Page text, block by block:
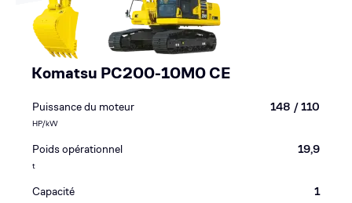
Komatsu PC200-10M0 CE
Puissance du moteur
HP/kW
148 / 110
Poids opérationnel
t
19,9
Capacité 1